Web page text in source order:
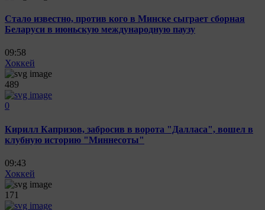
Стало известно, против кого в Минске сыграет сборная
Беларуси в июньскую международную паузу
09:58
Хоккей
489
0
Кирилл Капризов, забросив в ворота "Далласа", вошел в
клубную историю "Миннесоты"
09:43
Хоккей
171